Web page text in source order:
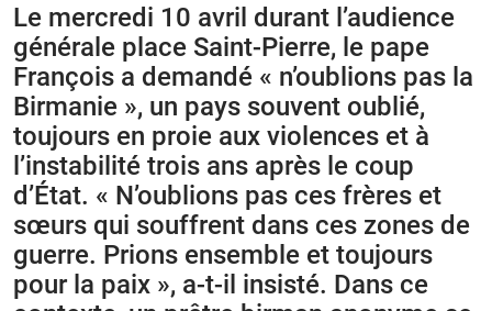
Le mercredi 10 avril durant l’audience
générale place Saint-Pierre, le pape
François a demandé « n’oublions pas la
Birmanie », un pays souvent oublié,
toujours en proie aux violences et à
l’instabilité trois ans après le coup
d’État. « N’oublions pas ces frères et
sœurs qui souffrent dans ces zones de
guerre. Prions ensemble et toujours
pour la paix », a-t-il insisté. Dans ce